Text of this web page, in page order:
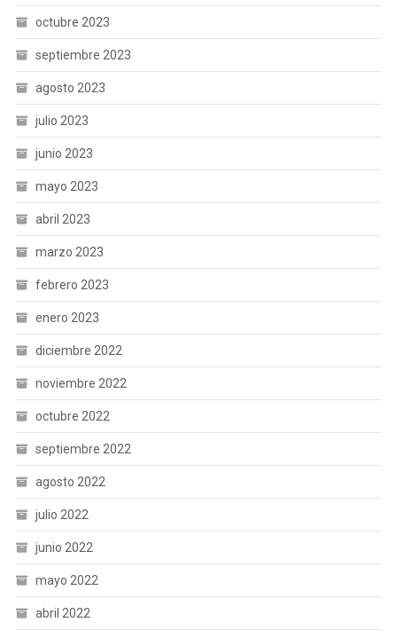
octubre 2023
septiembre 2023
agosto 2023
julio 2023
junio 2023
mayo 2023
abril 2023
marzo 2023
febrero 2023
enero 2023
diciembre 2022
noviembre 2022
octubre 2022
septiembre 2022
agosto 2022
julio 2022
junio 2022
mayo 2022
abril 2022